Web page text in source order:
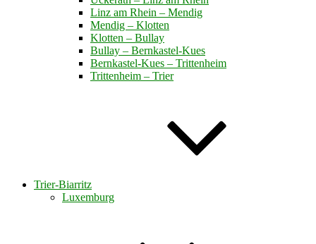
Linz am Rhein – Mendig
Mendig – Klotten
Klotten – Bullay
Bullay – Bernkastel-Kues
Bernkastel-Kues – Trittenheim
Trittenheim – Trier
Trier-Biarritz
Luxemburg